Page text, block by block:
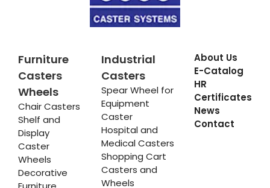
Furniture
Casters
Wheels
Chair Casters
Shelf and
Display
Caster
Wheels
Decorative
Industrial
Casters
Spear Wheel for
Equipment
Caster
Hospital and
Medical Casters
Shopping Cart
Casters and
Wheels
About Us
E-Catalog
HR
Certificates
News
Contact